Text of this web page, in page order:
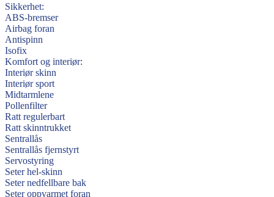
Sikkerhet:
ABS-bremser
Airbag foran
Antispinn
Isofix
Komfort og interiør:
Interiør skinn
Interiør sport
Midtarmlene
Pollenfilter
Ratt regulerbart
Ratt skinntrukket
Sentrallås
Sentrallås fjernstyrt
Servostyring
Seter hel-skinn
Seter nedfellbare bak
Seter oppvarmet foran